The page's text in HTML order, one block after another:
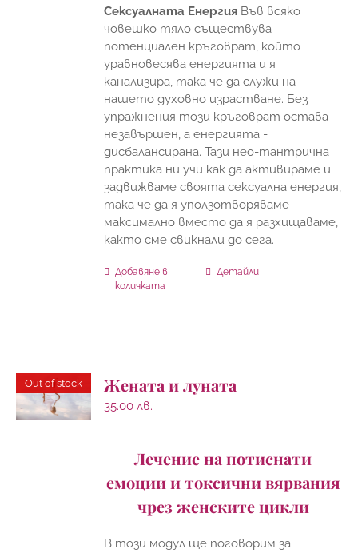
Сексуалната Енергия Във всяко
човешко тяло съществува
потенциален кръговрат, който
уравновесява енергията и я
канализира, така че да служи на
нашето духовно израстване. Без
упражнения този кръговрат остава
незавършен, а енергията -
дисбалансирана. Тази нео-тантрична
практика ни учи как да активираме и
задвижваме своята сексуална енергия,
така че да я уползотворяваме
максимално вместо да я разхищаваме,
както сме свикнали до сега.
Добавяне в
количката
Детайли
Out of stock Жената и луната
35.00лв.
Лечение на потиснати
емоции и токсични вярвания
чрез женските цикли
В този модул ще поговорим за